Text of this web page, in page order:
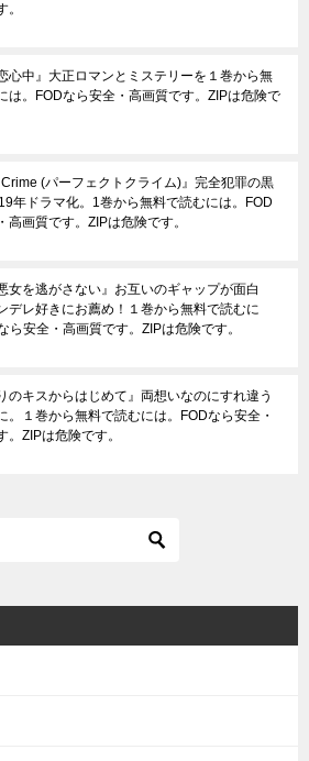
。
心中』大正ロマンとミステリーを１巻から無
は。FODなら安全・高画質です。ZIPは危険で
Crime (パーフェクトクライム)』完全犯罪の黒
年ドラマ化。1巻から無料で読むには。FOD
高画質です。ZIPは危険です。
女を逃がさない』お互いのギャップが面白
デレ好きにお薦め！１巻から無料で読むに
ら安全・高画質です。ZIPは危険です。
のキスからはじめて』両想いなのにすれ違う
。１巻から無料で読むには。FODなら安全・
。ZIPは危険です。